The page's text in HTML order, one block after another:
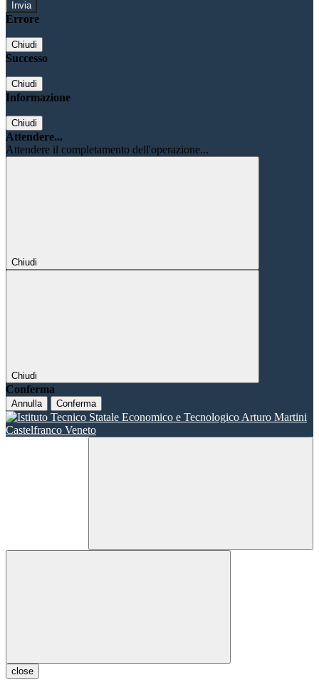
Errore
Chiudi
Successo
Chiudi
Informazione
Chiudi
Attendere...
Attendere il completamento dell'operazione...
Chiudi
Chiudi
Conferma
Annulla Conferma
close